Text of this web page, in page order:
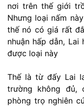
nơi trên thế giới
Nhưng loại nấm
thế nó có giá rất
nhuận hấp dẫn,
được loại này
Thế là từ đấy Lai
trường không đủ,
phòng trọ nghiên